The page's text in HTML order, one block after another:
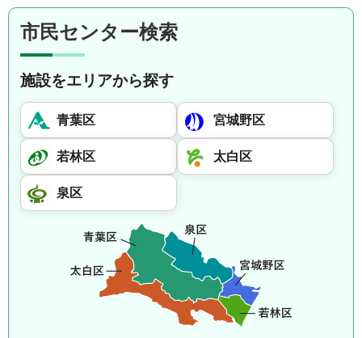
市民センター検索
施設をエリアから探す
青葉区 宮城野区
若林区 太白区
泉区